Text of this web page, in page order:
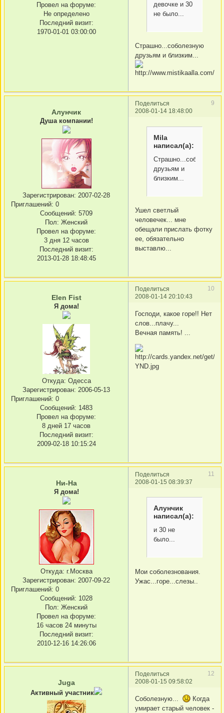
Провел на форуме:
Не определено
Последний визит:
1970-01-01 03:00:00
девочке и 30
не было...
Страшно...соболезную
друзьям и близким...
Поделиться
9
2008-01-14 18:48:00
Алунчик
Душа компании!
Зарегистрирован: 2007-02-28
Приглашений: 0
Сообщений: 5709
Пол: Женский
Провел на форуме:
3 дня 12 часов
Последний визит:
2013-01-28 18:48:45
Mila
написал(а):
Страшно...соболезную
друзьям и
близким...
Ушел светлый
человечек... мне
обещали прислать фотку
ее, обязательно
выставлю...
Поделиться
10
2008-01-14 20:10:43
Elen Fist
Я дома!
Откуда: Одесса
Зарегистрирован: 2006-05-13
Приглашений: 0
Сообщений: 1483
Провел на форуме:
8 дней 17 часов
Последний визит:
2009-02-18 10:15:24
Господи, какое горе!! Нет
слов...плачу...
Вечная память! ...
Поделиться
11
2008-01-15 08:39:37
Ни-На
Я дома!
Откуда: г.Москва
Зарегистрирован: 2007-09-22
Приглашений: 0
Сообщений: 1028
Пол: Женский
Провел на форуме:
16 часов 24 минуты
Последний визит:
2010-12-16 14:26:06
Алунчик
написал(а):
и 30 не
было...
Мои соболезнования.
Ужас...горе...слезы..
Поделиться
12
2008-01-15 09:58:02
Juga
Активный участник
Соболезную...
Когда
умирает старый человек -